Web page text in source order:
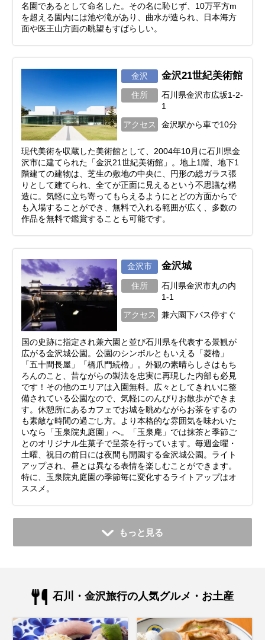
名園であるとして命名した。その名に恥じず、10万平方m
を超える園内には池や滝があり、曲水が造られ、日本海方
面や医王山方面の眺望もすばらしい。
金沢 金沢21世紀美術館
住所
石川県金沢市広坂1-2-
1
アクセス
金沢駅から車で10分
現代美術を収蔵した美術館として、2004年10月に石川県金
沢市に建てられた「金沢21世紀美術館」。地上1階、地下1
階建ての建物は、芝生の敷地の中央に、円形の総ガラス張
りとして建てられ、全てが正面に見えるという不思議な構
造に。気軽に立ち寄ってもらえるようにとどの方面からで
も入場することができ、無料で入れる範囲が広く、多数の
作品を無料で鑑賞することも可能です。
金沢市 金沢城
住所
石川県金沢市丸の内
1-1
アクセス
兼六園下バス停すぐ
国の史跡に指定され兼六園と並び石川県を代表する景観が
広がる金沢城公園。公園のシンボルともいえる「菱櫓」
「五十間長屋」「橋爪門続櫓」。外観の素晴らしさはもち
ろんのこと、昔ながらの製法を忠実に再現した内部も必見
です！その他のエリアは入園無料。広々としてきれいに整
備されている公園なので、気軽にのんびりお散歩ができま
す。休憩所にあるカフェでお城を眺めながらお茶をするの
も素敵な時間の過ごし方。より本格的な雰囲気を味わいた
いなら「玉泉院丸庭園」へ。「玉泉庵」では抹茶と季節ご
とのオリジナル生菓子で呈茶を行っています。毎週金曜・
土曜、祝日の前日には夜間も開園する金沢城公園。ライト
アップされ、昼とは異なる表情を楽しむことができます。
特に、玉泉院丸庭園の季節毎に変化するライトアップはオ
ススメ。
もっと見る
石川・金沢旅行の人気グルメ・お土産